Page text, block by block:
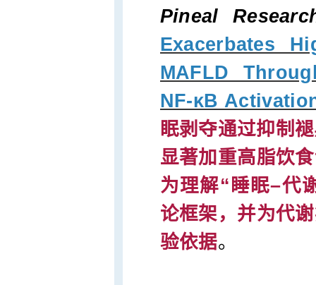
Pineal
Exacerbates
MAFLD
NF-κB
眠剥夺通过抑制
显著加重高脂饮
为理解“睡眠–代
论框架，并为代
验依据。